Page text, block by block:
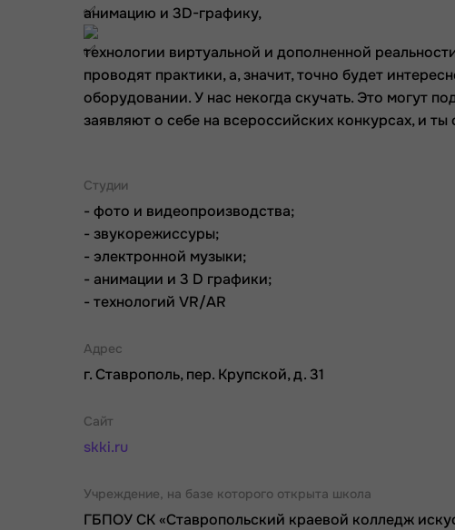
анимацию и 3D-графику,
технологии виртуальной и дополненной
проводят практики, а, значит, точно будет
оборудовании. У нас некогда скучать. Это могут
заявляют о себе на всероссийских конкурсах, и
Студии
- фото и видеопроизводства;
- звукорежиссуры;
- электронной музыки;
- анимации и 3 D графики;
- технологий VR/AR
Адрес
г. Ставрополь, пер. Крупской, д. 31
Сайт
skki.ru
Учреждение, на базе которого открыта школа
ГБПОУ СК «Ставропольский краевой колледж